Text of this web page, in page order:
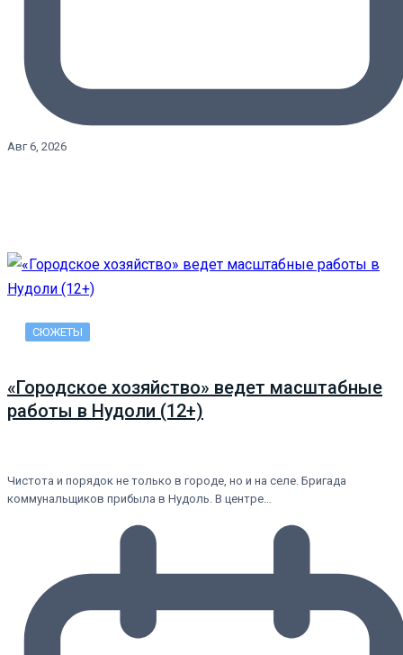
Авг 6, 2026
СЮЖЕТЫ
«Городское хозяйство» ведет масштабные
работы в Нудоли (12+)
Чистота и порядок не только в городе, но и на селе. Бригада
коммунальщиков прибыла в Нудоль. В центре…